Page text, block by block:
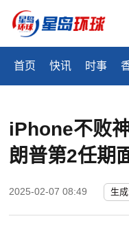
首页 快讯 时事
iPhone不败
朗普第2任期
2025-02-07 08:49 生